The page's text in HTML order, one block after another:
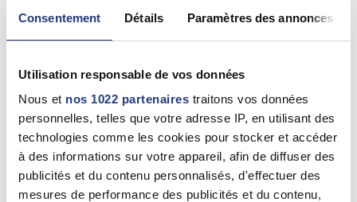
Consentement Détails Paramètres des annonces
Utilisation responsable de vos données
Nous et nos 1022 partenaires traitons vos données
personnelles, telles que votre adresse IP, en utilisant des
technologies comme les cookies pour stocker et accéder
à des informations sur votre appareil, afin de diffuser des
publicités et du contenu personnalisés, d'effectuer des
mesures de performance des publicités et du contenu,
ERIC TOURRET
91 - Essonne
DANIEL HOROVITZ
Savigny-Sur-Orge (91600)
0169241774